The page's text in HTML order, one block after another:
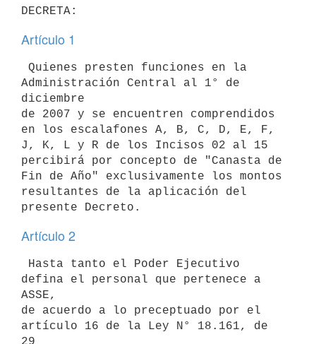
Artículo 1
Administración Central al 1° de
diciembre
de 2007 y se encuentren comprendidos
en los escalafones A, B, C, D, E, F,
J, K, L y R de los Incisos 02 al 15
percibirá por concepto de "Canasta de
Fin de Año" exclusivamente los montos
resultantes de la aplicación del
Artículo 2
defina el personal que pertenece a
ASSE,
de acuerdo a lo preceptuado por el
artículo 16 de la Ley N° 18.161, de